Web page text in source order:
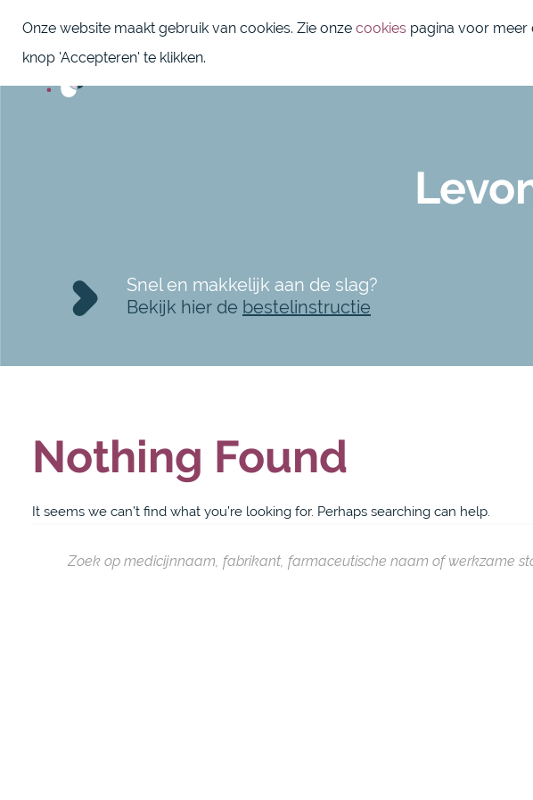
Snel en makkelijk aan de slag?
Bekijk hier de bestelinstructie
Nothing Found
It seems we can’t find what you’re looking for. Perhaps searching can help.
Onze website maakt gebruik van cookies. Zie onze cookies pagina voor
knop 'Accepteren' te klikken.